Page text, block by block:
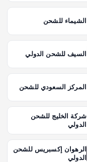
الشيماء للشحن
السيف للشحن الدولي
المركز السعودي للشحن
شركة الخليج للشحن
الدولي
الرهوان إكسبريس للشحن
الدولي